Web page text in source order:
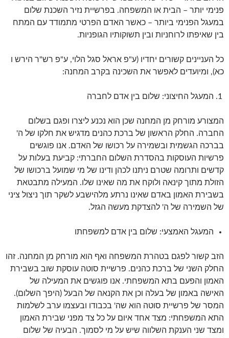
פנימי יותר – הבית או המשפחה. בפרשיית נזיר השכנת שלום
במעגל הפנימי ביותר – כאשר האדם הפרטי מתמודד עם המתח
בין שאיפתו לרוחניות ובין תשוקותיו הגופניות.
כל העניינים קשורים יחדיו (ע"פ אראל סגל הלוי, ע"פ רש"ר הירש ו
כא), ומיועדים לאפשר את השכינה בקרב המחנה:
המעגל החיצוני: שלום בין אדם לחברה
המצורע מורחק מן המחנה שכן הוא נכנע ליצרו ופגם בשלום
החברה. החלק הראשון של ברכת כהנים מדגיש את חלקו של ה'
בברכה הגשמית ובשמירה על רכושו של האדם. אנו פוגשים
פרשיות העוסקות בהסדרת השלום החברתי: קביעת בעלות על
קדשים ותרומה שטרם ניתנו לכהן ודינו של מי שמועל ברכושו של
הזולת מתוך קינאה ולוקח את מה שאינו שלו. המעילה מתבטאת
בשבירת האמון באדם שאינו נרתע מלהישבע לשקר תוך ניצול ציני
של השמירה של ה' להצדקת מעשה הגזל.
המעגל האמצעי: שלום בין אדם למשפחתו
הזב קשור לפגם בטהרת המשפחה ואף הוא מורחק מן המחנה. זהו
החלק השני של ברכת כהנים. פרשיית סוטה עוסקת שוב בשבירת
האמון והפעם בתא המשפחתי. אנו פוגשים את המעילה של
האישה באמון של בעלה וכן את הקנאה של הבעל (היפך השלום).
המסר של פרשיית סוטה הוא שה' בכבודו ובעצמו ערב לשלמות
התא המשפחתי: מצד אחד איום על כל צד מפני שבירת האמון
ומצד שני הענקת השלווה שיש על מי לסמוך. הבעיה של שלום